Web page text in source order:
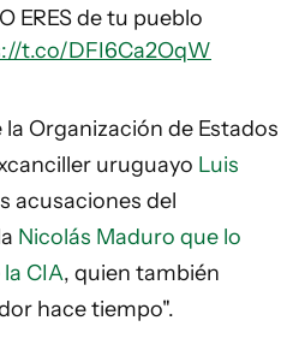
ERES de tu pueblo
t.co/DFI6Ca2OqW
Organización de Estados
uruguayo Luis
acusaciones del
Nicolás Maduro que lo
CIA, quien también
hace tiempo".